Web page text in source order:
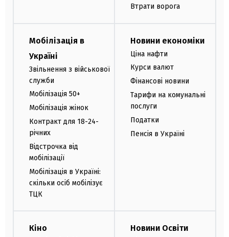
Втрати ворога
Мобілізація в
Україні
Звільнення з військової
служби
Мобілізація 50+
Мобілізація жінок
Контракт для 18-24-
річних
Відстрочка від
мобілізації
Мобілізація в Україні:
скільки осіб мобілізує
ТЦК
Новини економіки
Ціна нафти
Курси валют
Фінансові новини
Тарифи на комунальні
послуги
Податки
Пенсія в Україні
Кіно Новини Освіти